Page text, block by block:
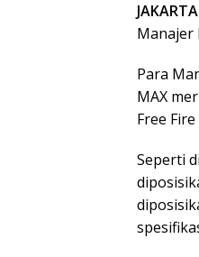
JAKARTA
Manajer
Para
MAX
Free
Seperti